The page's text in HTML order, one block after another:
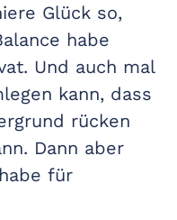
Glück so,
habe
Und auch mal
kann, dass
rücken
Dann aber
für